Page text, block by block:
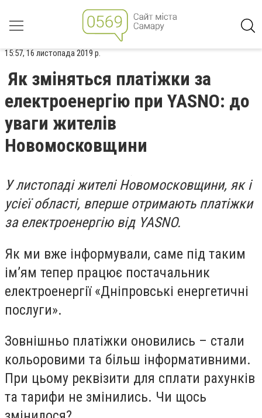
15:57, 16 листопада 2019 р.
Як зміняться платіжки за
електроенергію при YASNO: до
уваги жителів
Новомосковщини
У листопаді жителі Новомосковщини, як і
усієї області, вперше отримають платіжки
за електроенергію від YASNO.
Як ми вже інформували, саме під таким
ім’ям тепер працює постачальник
електроенергії «Дніпровські енергетичні
послуги».
Зовнішньо платіжки оновились – стали
кольоровими та більш інформативними.
При цьому реквізити для сплати рахунків
та тарифи не змінились. Чи щось